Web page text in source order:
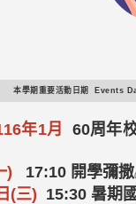
本學期重要活動日期 Events
年1月
60周年
) 17:10 開學彌撒
(三) 15:30 暑期